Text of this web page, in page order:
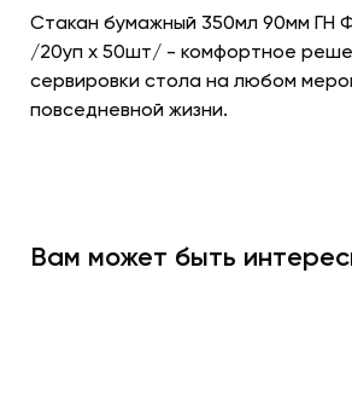
Стакан бумажный 350мл 90мм ГН
/20уп х 50шт/ - комфортное
сервировки стола на любом
повседневной жизни.
Вам может быть